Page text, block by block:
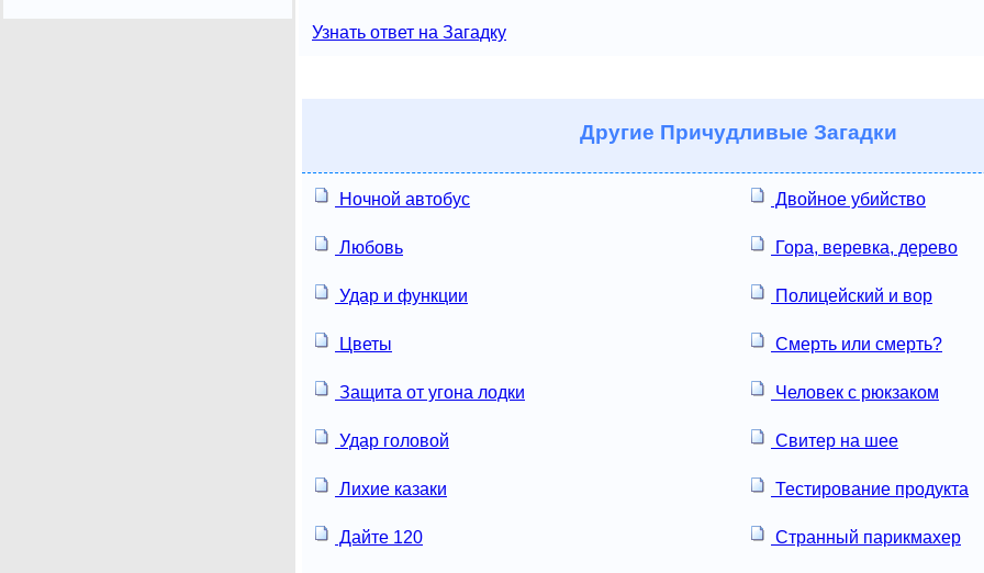
Узнать ответ на Загадку
Другие Причудливые Загадки
Ночной автобус Двойное убийство
Любовь Гора, веревка, дерево
Удар и функции Полицейский и вор
Цветы Смерть или смерть?
Защита от угона лодки Человек с рюкзаком
Удар головой Свитер на шее
Лихие казаки Тестирование продукта
Дайте 120 Странный парикмахер